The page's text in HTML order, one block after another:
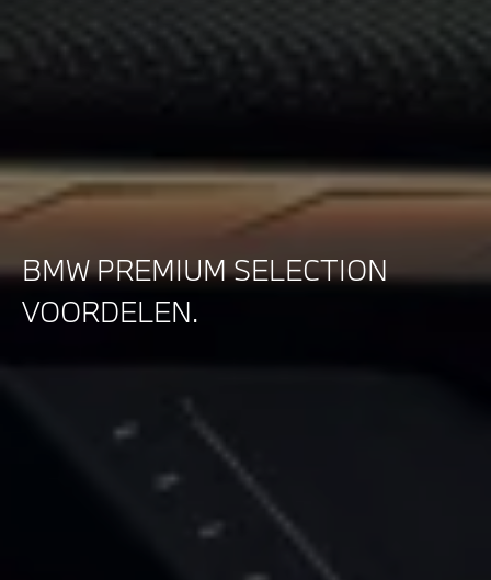
BMW PREMIUM SELECTION
VOORDELEN.